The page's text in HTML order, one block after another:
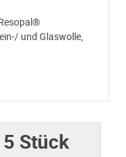
und Glaswolle,
mit
5 Stück